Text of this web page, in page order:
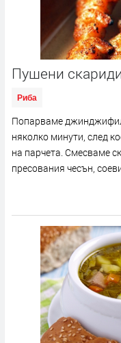
Пушени
Риба
Попарваме
няколко минути, след
на парчета. Смесваме
пресования чесън,